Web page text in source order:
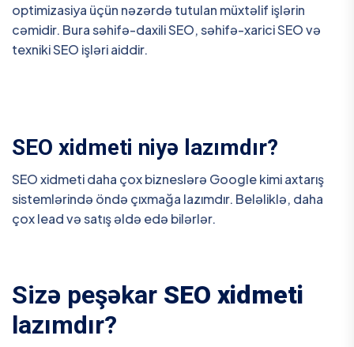
optimizasiya üçün nəzərdə tutulan müxtəlif işlərin
cəmidir. Bura səhifə-daxili SEO, səhifə-xarici SEO və
texniki SEO işləri aiddir.
SEO xidmeti niyə lazımdır?
SEO xidmeti daha çox bizneslərə Google kimi axtarış
sistemlərində öndə çıxmağa lazımdır. Beləliklə, daha
çox lead və satış əldə edə bilərlər.
Sizə peşəkar SEO xidmeti
lazımdır?